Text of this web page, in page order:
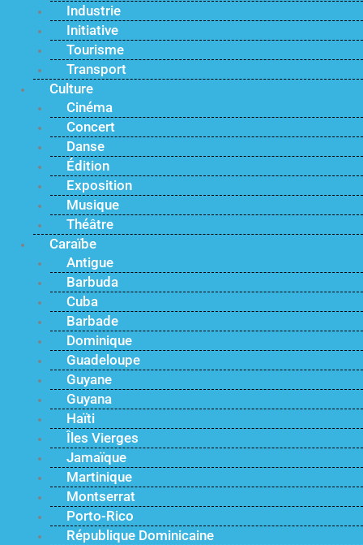
Industrie
Initiative
Tourisme
Transport
Culture
Cinéma
Concert
Danse
Édition
Exposition
Musique
Théâtre
Caraïbe
Antigue
Barbuda
Cuba
Barbade
Dominique
Guadeloupe
Guyane
Guyana
Haïti
Îles Vierges
Jamaïque
Martinique
Montserrat
Porto-Rico
République Dominicaine